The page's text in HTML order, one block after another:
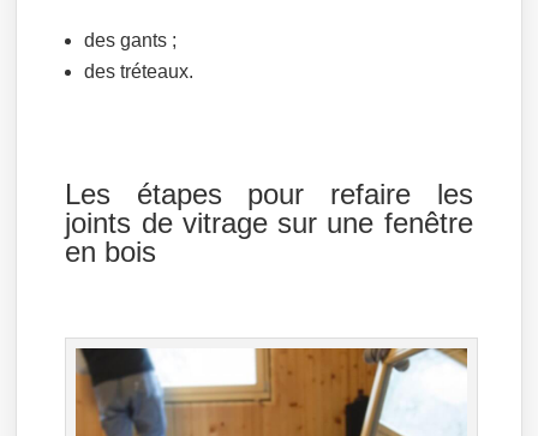
des gants ;
des tréteaux.
Les étapes pour refaire les
joints de vitrage sur une fenêtre
en bois